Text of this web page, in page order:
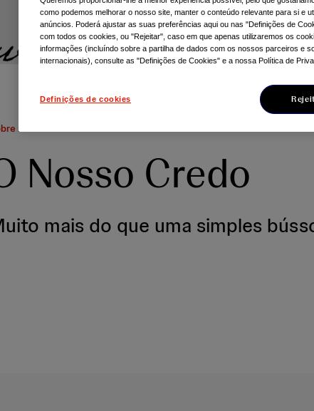
nós
Nosso Credo
mais do que uma simples
como podemos melhorar o nosso site, manter o conteúdo relevante para si e
anúncios. Poderá ajustar as suas preferências aqui ou nas "Definições de
com todos os cookies, ou "Rejeitar", caso em que apenas utilizaremos os
informações (incluíndo sobre a partilha de dados com os nossos parceiros e
internacionais), consulte as "Definições de Cookies" e a nossa Política de
Definições de cookies